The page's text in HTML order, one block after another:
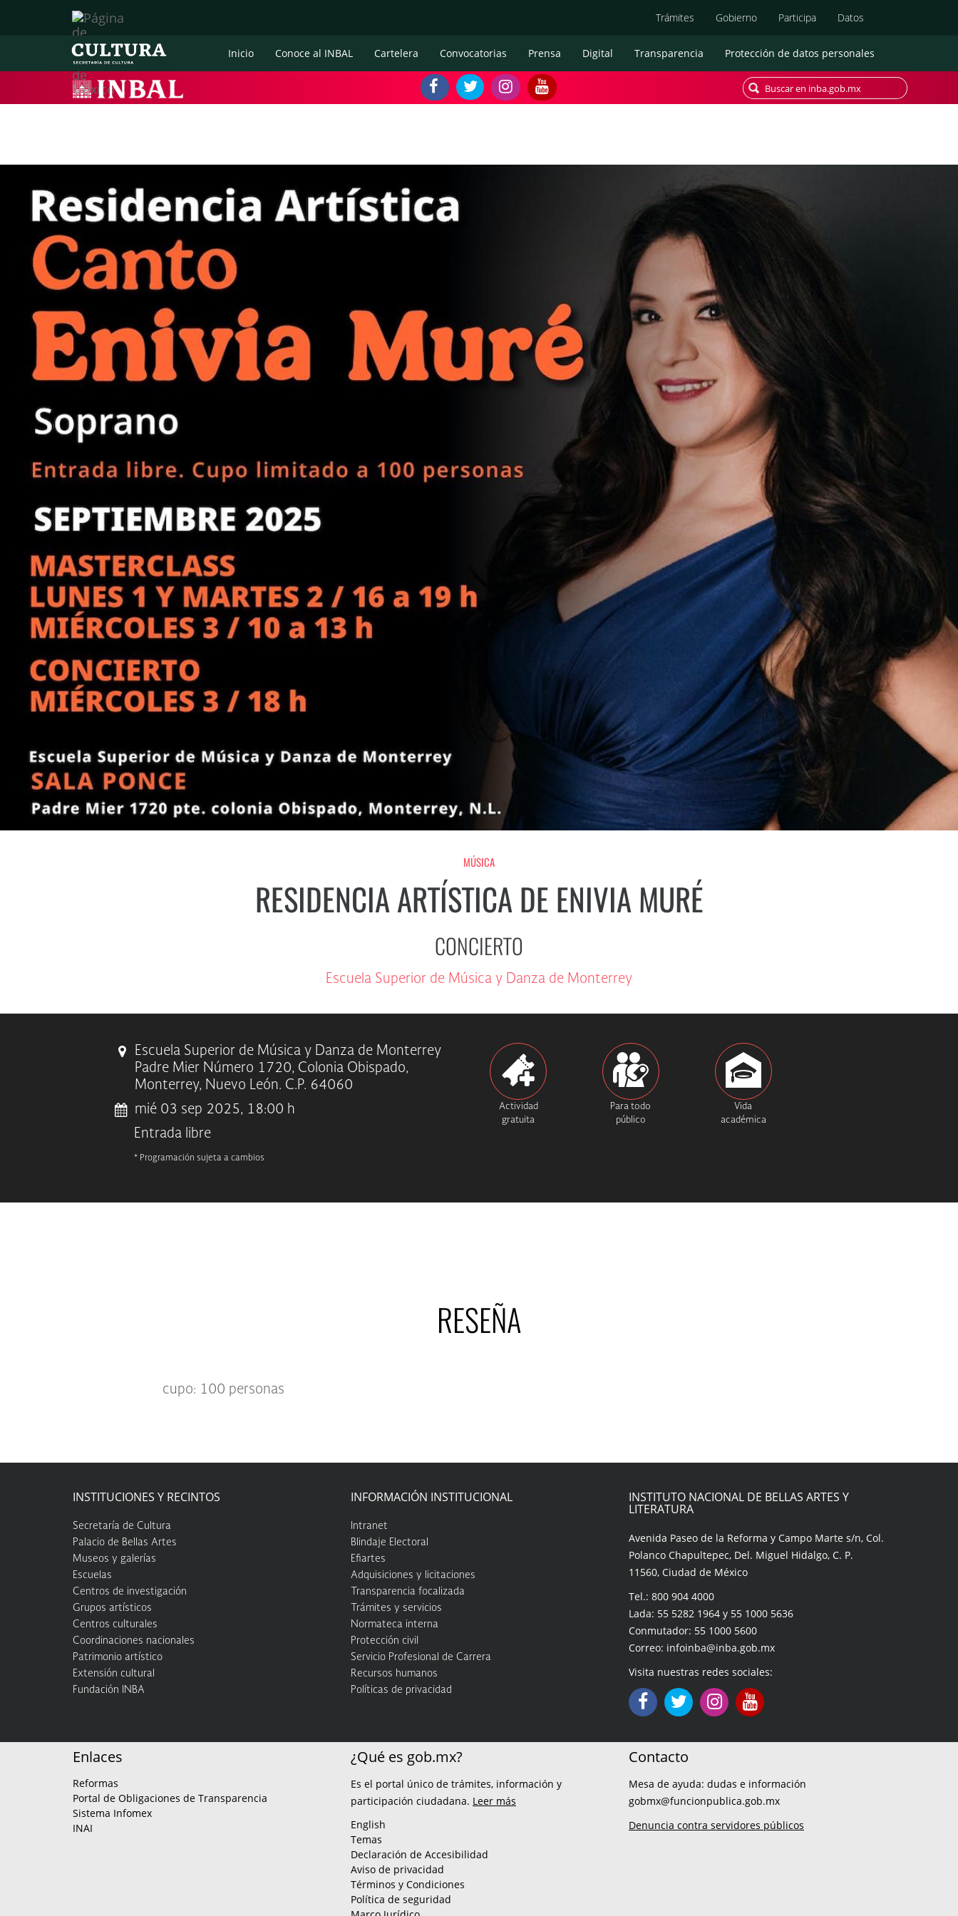
Trámites Gobierno Participa Datos
Inicio Conoce al INBAL Cartelera Convocatorias Prensa Digital Transparencia Protección de datos personales
MÚSICA
RESIDENCIA ARTÍSTICA DE ENIVIA MURÉ
CONCIERTO
Escuela Superior de Música y Danza de Monterrey
Escuela Superior de Música y Danza de Monterrey
Padre Mier Número 1720, Colonia Obispado,
Monterrey, Nuevo León. C.P. 64060
mié 03 sep 2025, 18:00 h
Entrada libre
* Programación sujeta a cambios
Actividad
gratuita
Para todo
público
Vida
académica
RESEÑA
cupo: 100 personas
INSTITUCIONES Y RECINTOS
Secretaría de Cultura
Palacio de Bellas Artes
Museos y galerías
Escuelas
Centros de investigación
Grupos artísticos
Centros culturales
Coordinaciones nacionales
Patrimonio artístico
Extensión cultural
Fundación INBA
INFORMACIÓN INSTITUCIONAL
Intranet
Blindaje Electoral
Efiartes
Adquisiciones y licitaciones
Transparencia focalizada
Trámites y servicios
Normateca interna
Protección civil
Servicio Profesional de Carrera
Recursos humanos
Políticas de privacidad
INSTITUTO NACIONAL DE BELLAS ARTES Y
LITERATURA
Avenida Paseo de la Reforma y Campo Marte s/n, Col.
Polanco Chapultepec, Del. Miguel Hidalgo, C. P.
11560, Ciudad de México
Tel.: 800 904 4000
Lada: 55 5282 1964 y 55 1000 5636
Conmutador: 55 1000 5600
Correo: infoinba@inba.gob.mx
Visita nuestras redes sociales:
Enlaces
Reformas
Portal de Obligaciones de Transparencia
Sistema Infomex
INAI
¿Qué es gob.mx?
Es el portal único de trámites, información y
participación ciudadana. Leer más
English
Temas
Declaración de Accesibilidad
Aviso de privacidad
Términos y Condiciones
Política de seguridad
Contacto
Mesa de ayuda: dudas e información
gobmx@funcionpublica.gob.mx
Denuncia contra servidores públicos